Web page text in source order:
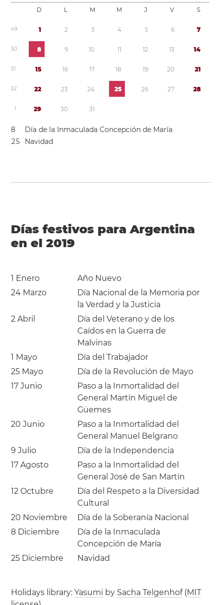
D L M M J V S
49 1 2 3 4 5 6 7
50 8 9 10 11 12 13 14
51 15 16 17 18 19 20 21
52 22 23 24 25 26 27 28
1 29 30 31
8
Día de la Inmaculada Concepción de María
25 Navidad
Días festivos para Argentina
en el 2019
1 Enero
Año Nuevo
24 Marzo
Día Nacional de la Memoria por
la Verdad y la Justicia
2 Abril
Día del Veterano y de los
Caídos en la Guerra de
Malvinas
1 Mayo
Día del Trabajador
25 Mayo
Día de la Revolución de Mayo
17 Junio
Paso a la Inmortalidad del
General Martín Miguel de
Güemes
20 Junio
Paso a la Inmortalidad del
General Manuel Belgrano
9 Julio
Día de la Independencia
17 Agosto
Paso a la Inmortalidad del
General José de San Martín
12 Octubre
Día del Respeto a la Diversidad
Cultural
20 Noviembre
Día de la Soberanía Nacional
8 Diciembre
Día de la Inmaculada
Concepción de María
25 Diciembre
Navidad
Holidays library:Yasumi by Sacha Telgenhof(MIT